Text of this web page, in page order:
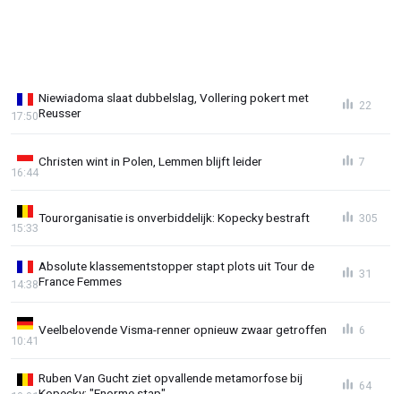
Niewiadoma slaat dubbelslag, Vollering pokert met
Reusser
17:50
22
Christen wint in Polen, Lemmen blijft leider
16:44
7
Tourorganisatie is onverbiddelijk: Kopecky bestraft
15:33
305
Absolute klassementstopper stapt plots uit Tour de
France Femmes
14:38
31
Veelbelovende Visma-renner opnieuw zwaar getroffen
10:41
6
Ruben Van Gucht ziet opvallende metamorfose bij
64